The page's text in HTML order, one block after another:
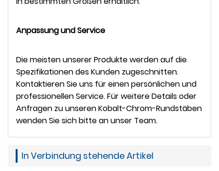
Anpassung und Service
Die meisten unserer Produkte werden auf die
Spezifikationen des Kunden zugeschnitten.
Kontaktieren Sie uns für einen persönlichen und
professionellen Service. Für weitere Details oder
Anfragen zu unseren Kobalt-Chrom-Rundstäben
wenden Sie sich bitte an unser Team.
In Verbindung stehende Artikel